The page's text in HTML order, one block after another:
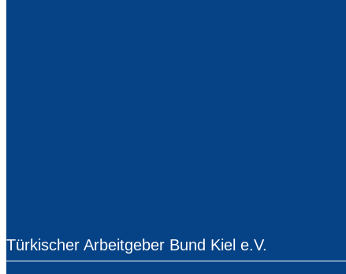
Türkischer Arbeitgeber Bund Kiel e.V.